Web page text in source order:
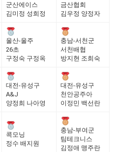
군산에이스
김미정 성희정
금산협회
김우정 양정자
울산-울주
26초
구정숙 구정옥
충남-서천군
서천배협
방지현 조희숙
대전-유성구
A&J
양정희 나아영
대전-유성구
천안공주아
이정민 백선란
콕모닝
정수 배지원
충남-부여군
팀테크니스
김정애 맹주란